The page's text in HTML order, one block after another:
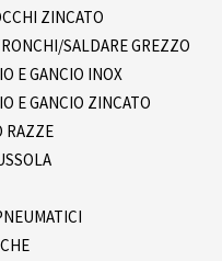
ZINCATO
SALDARE GREZZO
E GANCIO INOX
E GANCIO ZINCATO
RAZZE